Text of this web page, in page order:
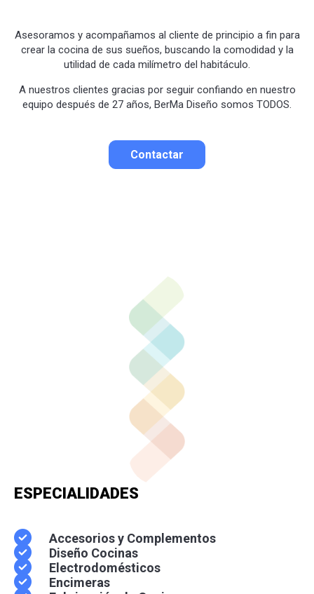
Asesoramos y acompañamos al cliente de principio a fin para
crear la cocina de sus sueños, buscando la comodidad y la
utilidad de cada milímetro del habitáculo.
A nuestros clientes gracias por seguir confiando en nuestro
equipo después de 27 años, BerMa Diseño somos TODOS.
Contactar
ESPECIALIDADES
Accesorios y Complementos
Diseño Cocinas
Electrodomésticos
Encimeras